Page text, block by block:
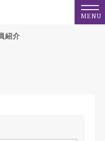
MENU
紹介